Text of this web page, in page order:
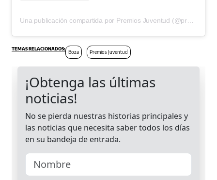
Boza Premios Juventud